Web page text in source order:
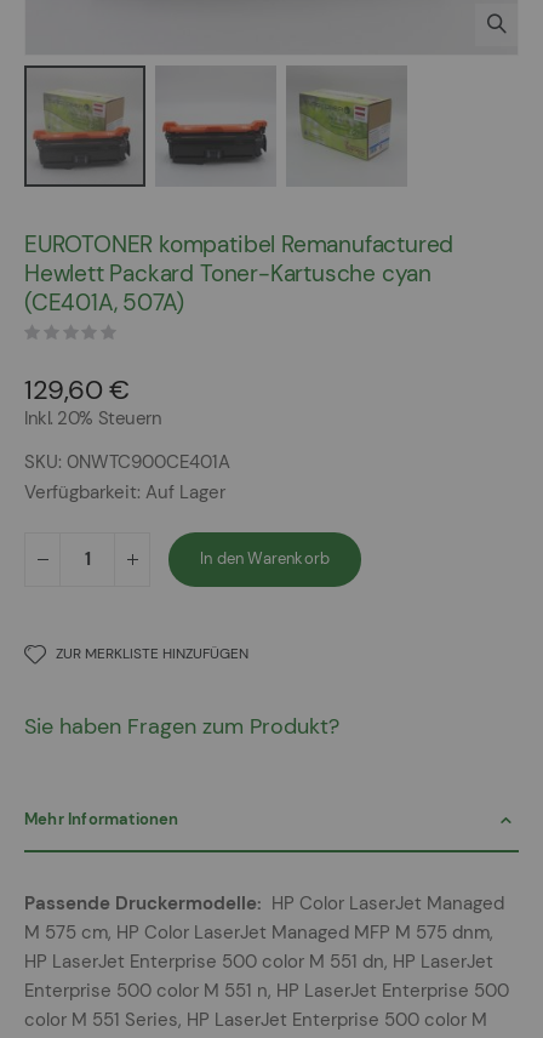
der
Bildergalerie
springen
EUROTONER kompatibel Remanufactured
Hewlett Packard Toner-Kartusche cyan
(CE401A, 507A)
129,60 €
Inkl. 20% Steuern
SKU 0NWTC900CE401A
Verfügbarkeit: Auf Lager
In den Warenkorb
ZUR MERKLISTE HINZUFÜGEN
Sie haben Fragen zum Produkt?
Mehr Informationen
Mehr
Informationen
HP Color LaserJet Managed
M 575 cm, HP Color LaserJet Managed MFP M 575 dnm,
HP LaserJet Enterprise 500 color M 551 dn, HP LaserJet
Enterprise 500 color M 551 n, HP LaserJet Enterprise 500
color M 551 Series, HP LaserJet Enterprise 500 color M